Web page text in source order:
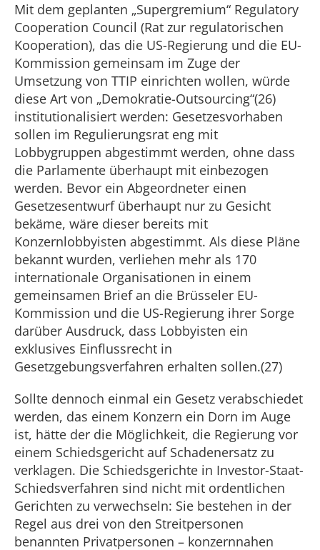
Mit dem geplanten „Supergremium“ Regulatory
Cooperation Council (Rat zur regulatorischen
Kooperation), das die US-Regierung und die EU-
Kommission gemeinsam im Zuge der
Umsetzung von TTIP einrichten wollen, würde
diese Art von „Demokratie-Outsourcing“(26)
institutionalisiert werden: Gesetzesvorhaben
sollen im Regulierungsrat eng mit
Lobbygruppen abgestimmt werden, ohne dass
die Parlamente überhaupt mit einbezogen
werden. Bevor ein Abgeordneter einen
Gesetzesentwurf überhaupt nur zu Gesicht
bekäme, wäre dieser bereits mit
Konzernlobbyisten abgestimmt. Als diese Pläne
bekannt wurden, verliehen mehr als 170
internationale Organisationen in einem
gemeinsamen Brief an die Brüsseler EU-
Kommission und die US-Regierung ihrer Sorge
darüber Ausdruck, dass Lobbyisten ein
exklusives Einflussrecht in
Gesetzgebungsverfahren erhalten sollen.(27)
Sollte dennoch einmal ein Gesetz verabschiedet
werden, das einem Konzern ein Dorn im Auge
ist, hätte der die Möglichkeit, die Regierung vor
einem Schiedsgericht auf Schadenersatz zu
verklagen. Die Schiedsgerichte in Investor-Staat-
Schiedsverfahren sind nicht mit ordentlichen
Gerichten zu verwechseln: Sie bestehen in der
Regel aus drei von den Streitpersonen
benannten Privatpersonen – konzernnahen